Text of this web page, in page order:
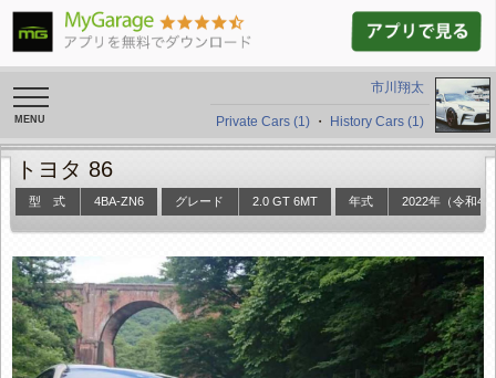
toggle
navigation
市川翔太
Private Cars (1) ・ History Cars (1)
トヨタ 86
型 式 4BA-ZN6 グレード 2.0 GT 6MT 年式 2022年（令和4